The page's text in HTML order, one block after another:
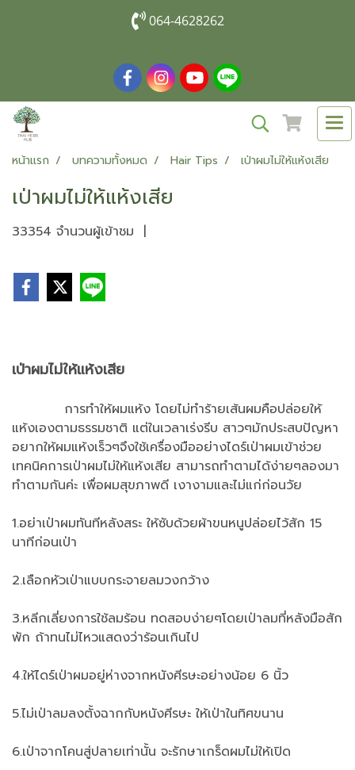
064-4628262
หน้าแรก บทความทั้งหมด Hair Tips เป่าผมไม่ให้แห้งเสีย
เป่าผมไม่ให้แห้งเสีย
33354 จำนวนผู้เข้าชม |
เป่าผมไม่ให้แห้งเสีย
การทำให้ผมแห้ง โดยไม่ทำร้ายเส้นผมคือปล่อยให้
แห้งเองตามธรรมชาติ แต่ในเวลาเร่งรีบ สาวๆมักประสบปัญหา
อยากให้ผมแห้งเร็วๆจึงใช้เครื่องมืออย่างไดร์เป่าผมเข้าช่วย
เทคนิคการเป่าผมไม่ให้แห้งเสีย สามารถทำตามได้ง่ายๆลองมา
ทำตามกันค่ะ เพื่อผมสุขภาพดี เงางามและไม่แก่ก่อนวัย
1.อย่าเป่าผมทันทีหลังสระ ให้ซับด้วยผ้าขนหนูปล่อยไว้สัก 15
นาทีก่อนเป่า
2.เลือกหัวเป่าแบบกระจายลมวงกว้าง
3.หลีกเลี่ยงการใช้ลมร้อน ทดสอบง่ายๆโดยเป่าลมที่หลังมือสัก
พัก ถ้าทนไม่ไหวแสดงว่าร้อนเกินไป
4.ให้ไดร์เป่าผมอยู่ห่างจากหนังศีรษะอย่างน้อย 6 นิ้ว
5.ไม่เป่าลมลงตั้งฉากกับหนังศีรษะ ให้เป่าในทิศขนาน
6.เป่าจากโคนสู่ปลายเท่านั้น จะรักษาเกร็ดผมไม่ให้เปิด